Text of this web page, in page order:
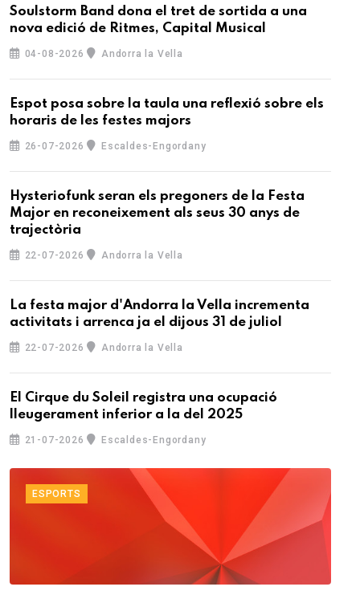
Soulstorm Band dona el tret de sortida a una
nova edició de Ritmes, Capital Musical
04-08-2026 Andorra la Vella
Espot posa sobre la taula una reflexió sobre els
horaris de les festes majors
26-07-2026 Escaldes-Engordany
Hysteriofunk seran els pregoners de la Festa
Major en reconeixement als seus 30 anys de
trajectòria
22-07-2026 Andorra la Vella
La festa major d'Andorra la Vella incrementa
activitats i arrenca ja el dijous 31 de juliol
22-07-2026 Andorra la Vella
El Cirque du Soleil registra una ocupació
lleugerament inferior a la del 2025
21-07-2026 Escaldes-Engordany
ESPORTS